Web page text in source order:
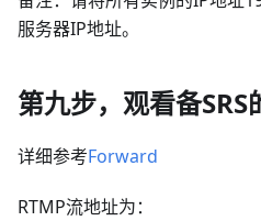
服务器IP地址。
第九步，观看备SRS
详细参考Forward
RTMP流地址为：